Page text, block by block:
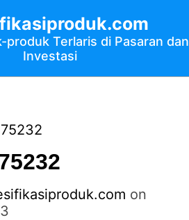
produk Terlaris di Pasaran dan
Investasi
on